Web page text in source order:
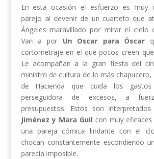
En esta ocasión el esfuerzo es muy
parejo al devenir de un cuarteto que
Ángeles maravillado por mirar el cielo
Van a por Un Oscar para Óscar
cortometraje en el que pocos creen
Le acompañan a la gran fiesta del
ministro de cultura de lo más chapucero,
de Hacienda que cuida los
perseguidora de excesos, a
presupuestos. Estos son
Jiménez y Mara Guil con muy
una pareja cómica lindante con el
chocan constantemente escondiendo
parecía imposible.